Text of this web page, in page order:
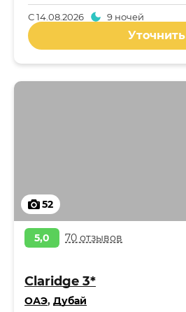
С14.08.2026 9 ночей
Уточнить
52
5,0 70 отзывов
Claridge 3*
ОАЭ, Дубай